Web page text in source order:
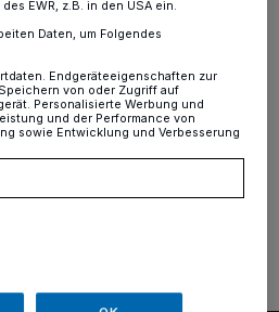
22. Oktober, kam es gegen
eines Mehrfamilienhauses in
zwischen einem 56-Jährigen
Mann.
EWR, z.B. in den USA ein.
Daten, um Folgendes
Endgeräteeigenschaften zur
von oder Zugriff auf
Personalisierte Werbung und
und der Performance von
sowie Entwicklung und Verbesserung